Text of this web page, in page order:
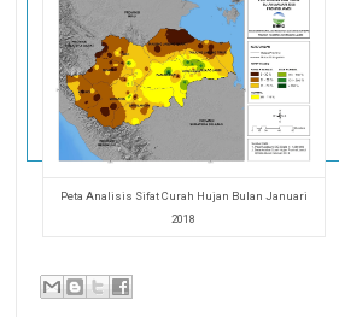
Peta Analisis Sifat Curah Hujan Bulan Januari
2018